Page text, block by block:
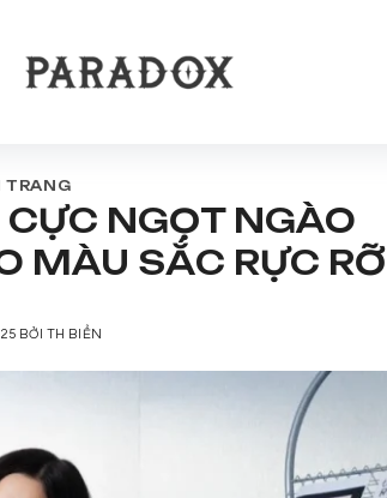
TRANG
NGỌT NGÀO
MÀU SẮC RỰC RỠ
BỞI TH BIỂN